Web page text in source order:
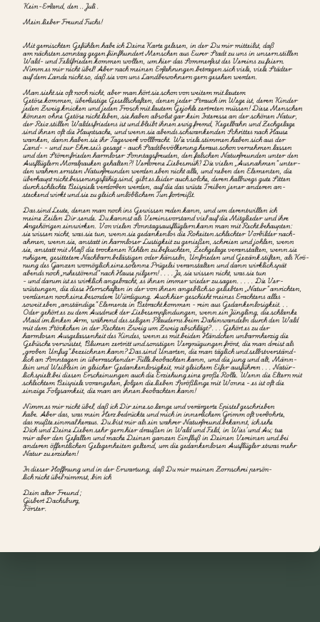
Kein-Erland, den .. Juli .
Mein lieber Freund Fuchs!
Mit gemischten Gefühlen habe ich Deine Karte gelesen, in der Du mir mitteilst, daß
am nächsten sonntag gegen fünfhundert Menschen aus Eurer Stadt zu uns in unsern stillen
Wald- und Feldfrieden kommen wollen, um hier das Sommerfest des Vereins zu feiern.
Nimm es mir nicht übel! Aber nach meinen Erfahrungen betragen sich viele, viele Städter
auf dem Lande nicht so, daß sie von uns Landbewohnern gern gesehen werden.
Man sieht sie oft noch nicht, aber man hört sie schon von weitem mit lautem
Getöse kommen, überlustige Gesellschaften, denen jeder Strauch im Wege ist, deren Kinder
jeden Zweig knicken und jeden Frosch mit lautem Gejohle zertreten müssen! Diese Menschen
können ohne Getöse nicht leben, sie haben absolut gar kein Interesse an der schönen Natur,
der Reiz stillen Waldesfriedens ist und bleibt ihnen ewig fremd, Kegelbahn und Zechgelage
sind ihnen oft die Hauptsache, und wenn sie abends schwankenden Schrittes nach Hause
wanken, dann haben sie ihr Tagewerk vollbracht. Wie viele stimmen haben sich aus der
Land- - und zur Ehre sei's gesagt - auch Stadtbevölkerung heraus schon vernehmen lassen
und den Störenfrieden harmloser Sonntagsfreuden, den falschen Naturfreunden unter den
Ausflüglern Moralpauken gehalten?! Verlorene Liebesmüh'! Die vielen „Ausnahmen“ unter-
den wahren ernsten Naturfreunden werden eben nicht alle, und neben den Elementen, die
überhaupt nicht besserungsfähig sind, gibt es leider auch solche, deren halbwegs gute Sitten
durch schlechte Beispiele verdorben werden, auf die das wüste Treiben jener anderen an-
steckend wirkt und sie zu gleich unlöblichem Tun fortreißt.
Das sind Leute, denen man noch ins Gewissen reden kann, und um derentwillen ich
meine Zeilen Dir sende. Du kannst als Vereinsvorstand viel auf die Mitglieder und ihre
Angehörigen einwirken. Von vielen Sonntagsausflüglern kann man mit Recht behaupten:
sie wissen nicht, was sie tun, wenn sie gedankenlos die Roheiten schlechter Vorbilder nach-
ahmen, wenn sie, anstatt in harmloser Lustigkeit zu genießen, schreien und johlen, wenn
sie, anstatt mit Maß die trockenen Kehlen zu befeuchten, Zechgelage veranstalten, wenn sie
ruhigere, gesittetere Nachbarn belästigen oder hänseln, Unfrieden und Gezänk stiften, als Krö-
nung des Ganzen womöglich eine solenne Prügelei veranstalten und dann wirklich spät
abends noch „ruhestörend“ nach Hause pilgern! . . . . Ja, sie wissen nicht, was sie tun
- und darum ist es wirklich angebracht, es ihnen immer wieder zu sagen. . . . . Die Ver-
wüstungen, die diese Herrschaften in der von ihnen angeblich so geliebten „Natur“ anrichten,
verdienen noch eine besondere Würdigung. Auch hier geschieht meines Erachtens alles -
soweit eben „anständige“ Elemente in Betracht kommen - rein aus Gedankenlosigkeit. . .
Oder gehört es zu dem Ausdruck der Liebesempfindungen, wenn ein Jüngling, die schlanke
Maid im linken Arm, während des seligen Plauderns beim Dahinwandeln durch den Wald
mit dem Stöckchen in der Rechten Zweig um Zweig abschlägt? . . . Gehört es zu der
harmlosen Ausgelassenheit des Kindes, wenn es mit beiden Händchen unbarmherzig die
Gebüsche verwüstet, Blumen zertritt und sonstigen Vergnügungen frönt, die man dreist als
„groben Unfug“ bezeichnen kann? Das sind Unarten, die man täglich und selbstverständ-
lich an Sonntagen in überraschender Fülle beobachten kann, und die jung und alt, Männ-
lein und Weiblein in gleicher Gedankenlosigkeit, mit gleichem Eifer ausführen . . . Natür-
lich spielt bei diesen Erscheinungen auch die Erziehung eine große Rolle. Wenn die Eltern mit
schlechtem Beispiele vorangehen, folgen die lieben Sprößlinge mit Wonne - es ist oft die
einzige Folgsamkeit, die man an ihnen beobachten kann!
Nimm es mir nicht übel, daß ich Dir eine so lange und verärgerte Epistel geschrieben
habe. Aber das, was mein Herz bedrückte und mich in innerlichem Grimm oft verbohrte,
das mußte einmal heraus. Du bist mir als ein wahrer Naturfreund bekannt, ich sehe
Dich und Deine Lieben sehr gern hier draußen in Wald und Feld, in Wies' und Au; tue
mir aber den Gefallen und mache Deinen ganzen Einfluß in Deinen Vereinen und bei
anderen öffentlichen Gelegenheiten geltend, um die gedankenlosen Ausflügler etwas mehr
Natur zu erziehen!
In dieser Hoffnung und in der Erwartung, daß Du mir meinen Zornschrei persön-
lich nicht übel nimmst, bin ich
Dein alter Freund ;
Gisbert Dachsburg,